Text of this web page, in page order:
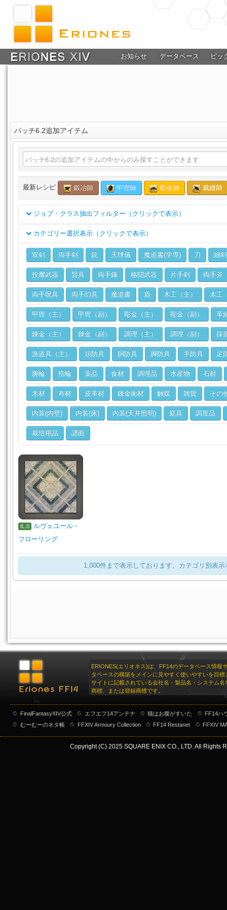
お知らせ データベース ピッ
パッチ6.2追加アイテム
最新レシピ 鍛冶師 甲冑師 彫金師 裁縫師
ジョブ・クラス抽出フィルター（クリックで表示）
クラス
ジョブ
カテゴリー選択表示（クリックで表示）
双剣 両手剣 銃 天球儀 魔道書(学専) 刀 細剣
投擲武器 賢具 両手鎌 格闘武器 片手剣 両手斧
両手呪具 両手幻具 魔道書 盾 木工（主） 木工
甲冑（主） 甲冑（副） 彫金（主） 彫金（副） 革
錬金（主） 錬金（副） 調理（主） 調理（副） 採
漁道具（主） 頭防具 胴防具 脚防具 手防具 足
腕輪 指輪 薬品 食材 調理品 水産物 石材
木材 布材 皮革材 錬金術材 触媒 雑貨 その
内装(内壁) 内装(床) 内装(天井照明) 庭具 調度品
栽培用品 譜面
IL.0
ルヴェユール・
フローリング
1,000件まで表示しております。カテゴリ別表
ERIONES(エリオネス)は、FF14のデータベース情報
タベースの構築をメインに見やすく使いやすいを目標
サイトに記載されている会社名・製品名・システム名
商標、または登録商標です。
FinalFantasyXIV公式 エフエフ14アンテナ 猫はお腹がすいた
FF14ハ
むーむーのネタ帳
FFXIV Armoury Collection FF14 Restanet FFXIV
Copyright (C) 2025 SQUARE ENIX CO., LTD. All Rights